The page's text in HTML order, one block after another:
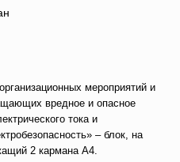
мероприятий и
вредное и опасное
тока и
– блок, на
2 кармана А4.